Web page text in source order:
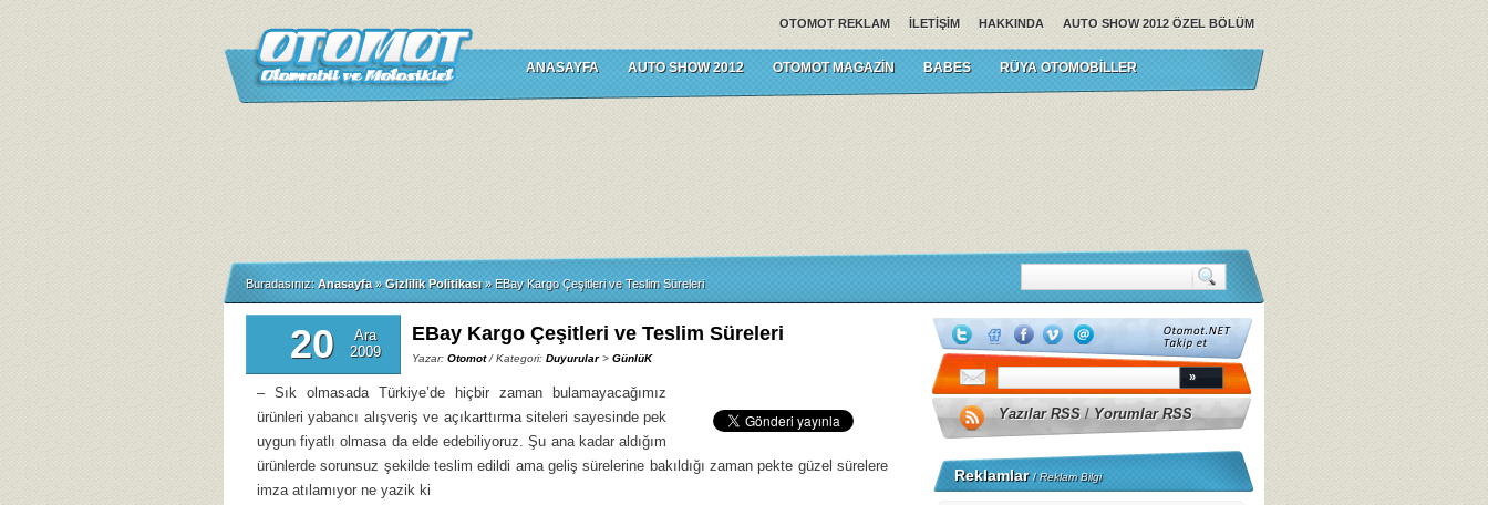
AUTO SHOW 2012 ÖZEL BÖLÜM
HAKKINDA
İLETIŞIM
OTOMOT REKLAM
ANASAYFA AUTO SHOW 2012 OTOMOT MAGAZIN BABES RÜYA OTOMOBILLER
Buradasınız: Anasayfa » Gizlilik Politikası » EBay Kargo Çeşitleri ve Teslim Süreleri
20
Ara
2009
EBay Kargo Çeşitleri ve Teslim Süreleri
Yazar: Otomot/ Kategori: Duyurular> GünlüK
– Sık olmasada Türkiye’de hiçbir zaman bulamayacağımız
ürünleri yabancı alışveriş ve açıkarttırma siteleri sayesinde pek
uygun fiyatlı olmasa da elde edebiliyoruz. Şu ana kadar aldığım
ürünlerde sorunsuz şekilde teslim edildi ama geliş sürelerine bakıldığı zaman pekte güzel sürelere
imza atılamıyor ne yazik ki
Yazılar RSS/Yorumlar RSS
Reklamlar/Reklam Bilgi